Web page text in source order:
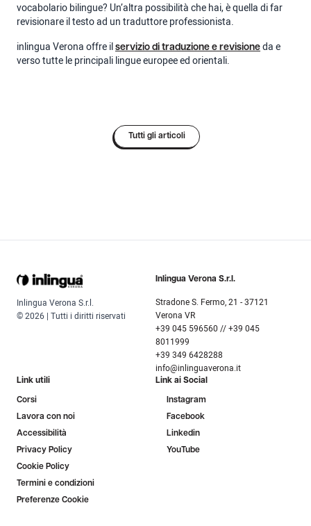
vocabolario bilingue? Un’altra possibilità che hai, è quella di far
revisionare il testo ad un traduttore professionista.
inlingua Verona offre il servizio di traduzione e revisione da e
verso tutte le principali lingue europee ed orientali.
Tutti gli articoli
Inlingua Verona S.r.l.
© 2026 | Tutti i diritti riservati
Inlingua Verona S.r.l.
Stradone S. Fermo, 21 - 37121
Verona VR
+39 045 596560 // +39 045
8011999
+39 349 6428288
info@inlinguaverona.it
Link utili
Corsi
Lavora con noi
Accessibilità
Privacy Policy
Cookie Policy
Termini e condizioni
Preferenze Cookie
Link ai Social
Instagram
Facebook
Linkedin
YouTube